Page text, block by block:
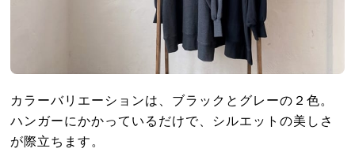
カラーバリエーションは、ブラックとグレーの２色。
ハンガーにかかっているだけで、シルエットの美しさ
が際立ちます。